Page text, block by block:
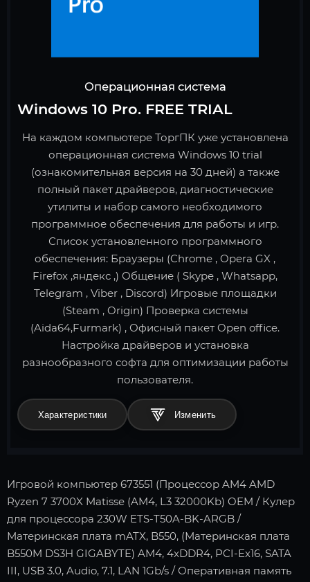
Операционная система
Windows 10 Pro. FREE TRIAL
На каждом компьютере ТоргПК уже установлена
операционная система Windows 10 trial
(ознакомительная версия на 30 дней) а также
полный пакет драйверов, диагностические
утилиты и набор самого необходимого
программное обеспечения для работы и игр.
Список установленного программного
обеспечения: Браузеры (Chrome , Opera GX ,
Firefox ,яндекс ,) Общение ( Skype , Whatsapp,
Telegram , Viber , Discord) Игровые площадки
(Steam , Origin) Проверка системы
(Aida64,Furmark) , Офисный пакет Open office.
Настройка драйверов и установка
разнообразного софта для оптимизации работы
пользователя.
Характеристики
Игровой компьютер 673551 (Процессор AM4 AMD
Ryzen 7 3700X Matisse (AM4, L3 32000Kb) OEM / Кулер
для процессора 230W ETS-T50A-BK-ARGB /
Материнская плата mATX, B550, (Материнская плата
B550M DS3H GIGABYTE) AM4, 4xDDR4, PCI-Ex16, SATA
III, USB 3.0, Audio, 7.1, LAN 1Gb/s / Оперативная память